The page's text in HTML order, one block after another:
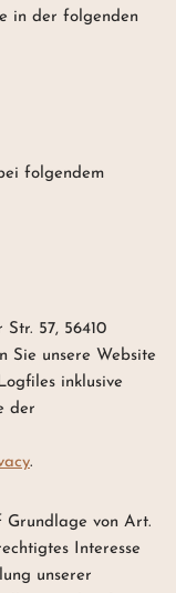
in der folgenden
folgendem
57, 56410
Sie unsere Website
inklusive
der
.
von Art.
Interesse
unserer